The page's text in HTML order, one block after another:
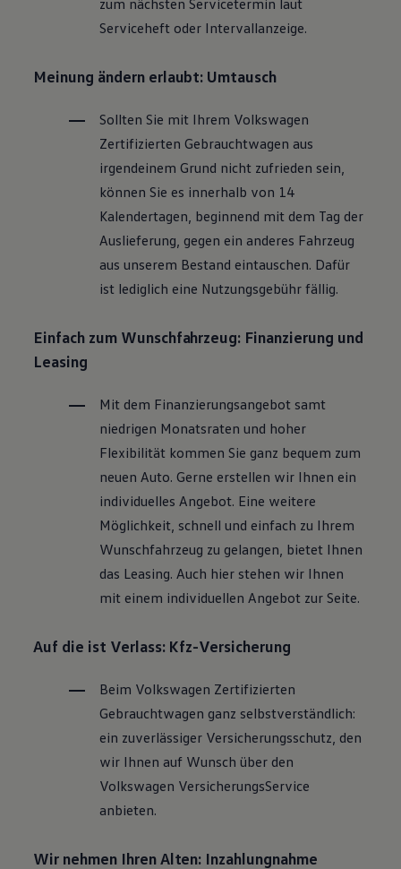
Lifestyle
Elektromobilität
Pannen- und Unfallhilfe
Volkswagen Kundenbetreuung
Serviceheft oder Intervallanzeige.
Meinung ändern erlaubt: Umtausch
Sollten Sie mit Ihrem Volkswagen
Zertifizierten Gebrauchtwagen aus
irgendeinem Grund nicht zufrieden sein,
können Sie es innerhalb von 14
Kalendertagen, beginnend mit dem Tag der
Auslieferung, gegen ein anderes Fahrzeug
aus unserem Bestand eintauschen. Dafür
ist lediglich eine Nutzungsgebühr fällig.
Einfach zum Wunschfahrzeug: Finanzierung und
Leasing
Mit dem Finanzierungsangebot samt
niedrigen Monatsraten und hoher
Flexibilität kommen Sie ganz bequem zum
neuen Auto. Gerne erstellen wir Ihnen ein
individuelles Angebot. Eine weitere
Möglichkeit, schnell und einfach zu Ihrem
Wunschfahrzeug zu gelangen, bietet Ihnen
das Leasing. Auch hier stehen wir Ihnen
mit einem individuellen Angebot zur Seite.
Auf die ist Verlass: Kfz-Versicherung
Beim Volkswagen Zertifizierten
Gebrauchtwagen ganz selbstverständlich:
ein zuverlässiger Versicherungsschutz, den
wir Ihnen auf Wunsch über den
Volkswagen VersicherungsService
anbieten.
Wir nehmen Ihren Alten: Inzahlungnahme